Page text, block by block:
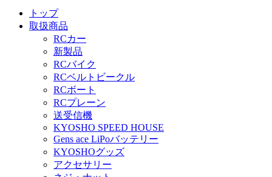
トップ
取扱商品
RCカー
新製品
RCバイク
RCベルトビークル
RCボート
RCプレーン
送受信機
KYOSHO SPEED HOUSE
Gens ace LiPoバッテリー
KYOSHOグッズ
アクセサリー